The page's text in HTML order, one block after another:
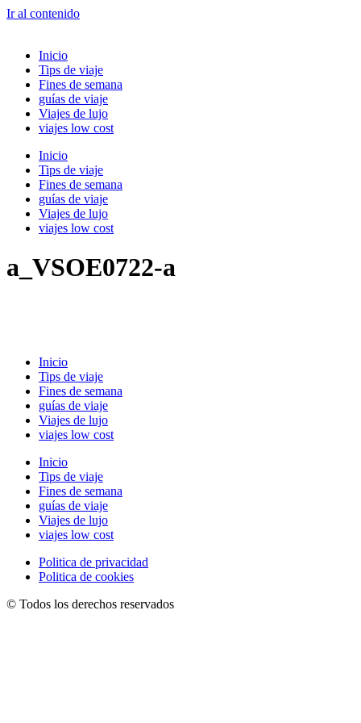
Ir al contenido
Inicio
Tips de viaje
Fines de semana
guías de viaje
Viajes de lujo
viajes low cost
Inicio
Tips de viaje
Fines de semana
guías de viaje
Viajes de lujo
viajes low cost
a_VSOE0722-a
Inicio
Tips de viaje
Fines de semana
guías de viaje
Viajes de lujo
viajes low cost
Inicio
Tips de viaje
Fines de semana
guías de viaje
Viajes de lujo
viajes low cost
Politica de privacidad
Politica de cookies
© Todos los derechos reservados